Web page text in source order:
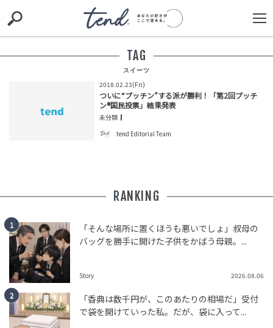
H
original RECOMMED editor
trill RECOMMEND
H
この春注目の新ケア！ディープなケアをお望みのあなた
tend Editorial Team
TAG
スイーツ
2018.02.23(Fri)
ついに“プッチン”する派が勝利！「第2回プッチ
ン®国民投票」結果発表
未分類
tend Editorial Team
RANKING
「そんな場所に置くほうも悪いでしょ」叔母の
バッグを勝手に開けた子供をかばう母親。...
Story 2026.08.06
「香典は数千円が、このあたりの相場だ」受付
で袋を開けていった私。だが、袋に入って...